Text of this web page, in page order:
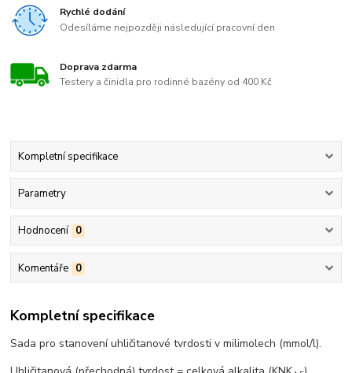
Rychlé dodání
Odesíláme nejpozději následující pracovní den
Doprava zdarma
Testery a činidla pro rodinné bazény od 400 Kč
Kompletní specifikace
Parametry
Hodnocení 0
Komentáře 0
Kompletní specifikace
Sada pro stanovení uhličitanové tvrdosti v milimolech (mmol/l).